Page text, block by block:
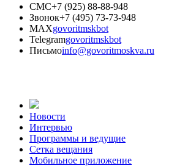
СМС+7 (925) 88-88-948
Звонок+7 (495) 73-73-948
MAXgovoritmskbot
Telegramgovoritmskbot
Письмоinfo@govoritmoskva.ru
Новости
Интервью
Программы и ведущие
Сетка вещания
Мобильное приложение